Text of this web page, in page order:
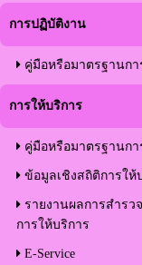
การปฏิบัติงาน
คู่มือหรือมาตรฐานก
การให้บริการ
คู่มือหรือมาตรฐานกา
ข้อมูลเชิงสถิติการให้
รายงานผลการสำรว
การให้บริการ
E-Service